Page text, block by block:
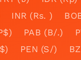
INR (Rs. )
PAB (B/.)
PEN (S/)